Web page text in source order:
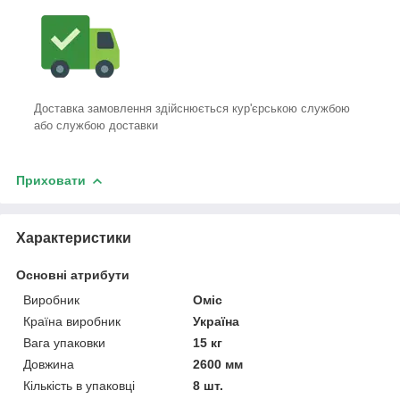
Доставка замовлення здійснюється кур'єрською службою
або службою доставки
Приховати
Характеристики
Основні атрибути
Виробник
Оміс
Країна виробник
Україна
Вага упаковки
15 кг
Довжина
2600 мм
Кількість в упаковці
8 шт.